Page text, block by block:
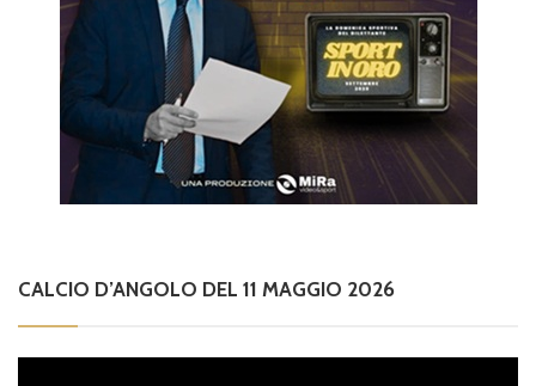
CALCIO D’ANGOLO DEL 11 MAGGIO 2026